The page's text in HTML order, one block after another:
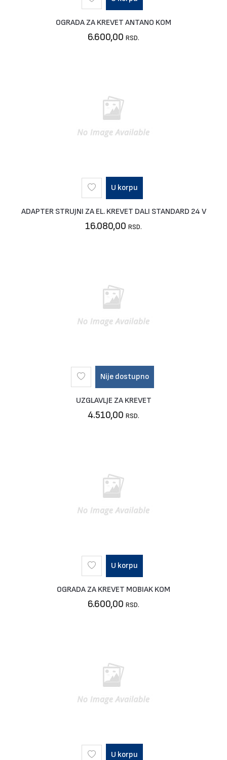
OGRADA ZA KREVET ANTANO KOM
6.600,00 RSD.
U korpu
ADAPTER STRUJNI ZA EL. KREVET DALI STANDARD 24 V
16.080,00 RSD.
Nije dostupno
UZGLAVLJE ZA KREVET
4.510,00 RSD.
U korpu
OGRADA ZA KREVET MOBIAK KOM
6.600,00 RSD.
U korpu